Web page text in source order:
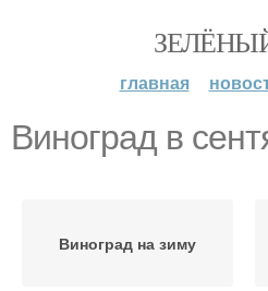
главная
Виноград в
Виноград на зиму